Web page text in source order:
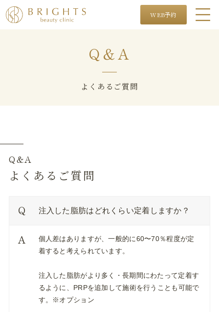
WEB予約
Q＆A
よくあるご質問
Q&A
よくあるご質問
注入した脂肪はどれくらい定着しますか？
個人差はありますが、一般的に60〜70％程度が定
着すると考えられています。
注入した脂肪がより多く・長期間にわたって定着す
るように、PRPを追加して施術を行うことも可能で
す。※オプション